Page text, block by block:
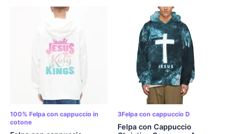
100% Felpa con cappuccio in
cotone
3Felpa con cappuccio D
Felpa con Cappuccio